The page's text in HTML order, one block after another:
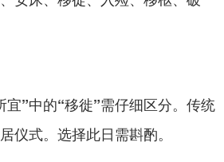
”中的“移徙”需仔细区分。传统
仪式。选择此日需斟酌。